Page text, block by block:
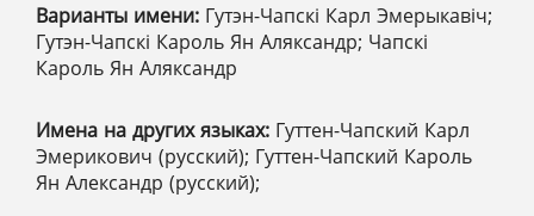
Варианты имени: Гутэн-Чапскі Карл Эмерыкавіч;
Гутэн-Чапскі Кароль Ян Аляксандр; Чапскі
Кароль Ян Аляксандр
Имена на других языках: Гуттен-Чапский Карл
Эмерикович (русский); Гуттен-Чапский Кароль
Ян Александр (русский);